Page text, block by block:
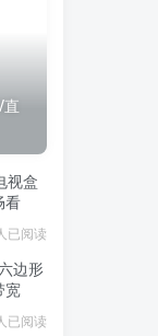
视盒
看
已阅读
边形
宽
已阅读